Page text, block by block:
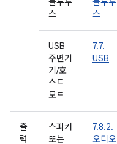
스
스
USB
주변기
기/호
스트
모드
7.7.
USB
출
력
스피커
또는
7.8.2.
오디오